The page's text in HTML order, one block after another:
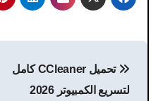
المقالات
تحميل CCleaner كامل
لتسريع الكمبيوتر 2026